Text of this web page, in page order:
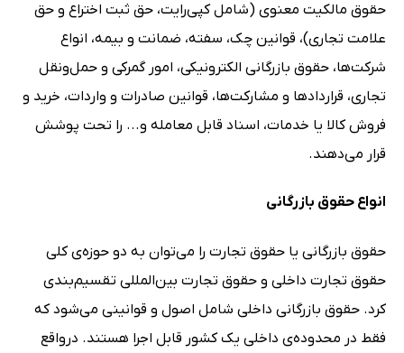
حقوق مالکیت معنوی (شامل کپی‌رایت، حق ثبت اختراع و حق
علامت تجاری)، قوانین چک، سفته، ضمانت و بیمه، انواع
شرکت‌ها، حقوق بازرگانی الکترونیکی، امور گمرکی و حمل‌ونقل
تجاری، قراردادها و مشارکت‌ها، قوانین صادرات و واردات، خرید و
فروش کالا یا خدمات، اسناد قابل معامله و... را تحت پوشش
قرار می‌دهند.
انواع حقوق بازرگانی
حقوق بازرگانی یا حقوق تجارت را می‌توان به دو حوزه‌ی کلی
حقوق تجارت داخلی و حقوق تجارت بین‌المللی تقسیم‌بندی
کرد. حقوق بازرگانی داخلی شامل اصول و قوانینی می‌شود که
فقط در محدوده‌ی داخلی یک کشور قابل اجرا هستند. درواقع